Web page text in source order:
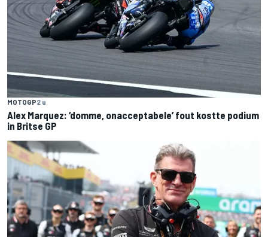
MOTOGP2 u
Alex Marquez: ‘domme, onacceptabele’ fout kostte podium
in Britse GP